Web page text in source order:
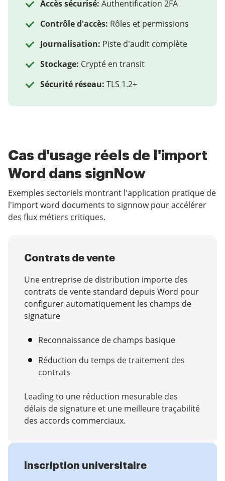
Accès sécurisé: Authentification 2FA
Contrôle d'accès: Rôles et permissions
Journalisation: Piste d'audit complète
Stockage: Crypté en transit
Sécurité réseau: TLS 1.2+
Cas d'usage réels de l'import
Word dans signNow
Exemples sectoriels montrant l'application pratique de
l'import word documents to signnow pour accélérer
des flux métiers critiques.
Contrats de vente
Une entreprise de distribution importe des
contrats de vente standard depuis Word pour
configurer automatiquement les champs de
signature
Reconnaissance de champs basique
Réduction du temps de traitement des
contrats
Leading to une réduction mesurable des
délais de signature et une meilleure traçabilité
des accords commerciaux.
Inscription universitaire